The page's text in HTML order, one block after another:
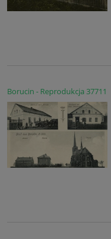
Borucin - Reprodukcja 37711